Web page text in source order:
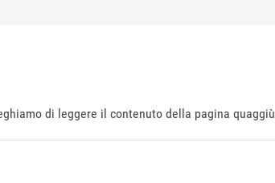
di leggere il contenuto della pagina quaggiù